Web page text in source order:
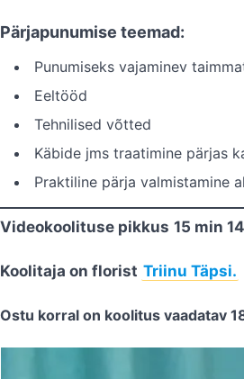
Pärjapunumise teemad:
Punumiseks vajaminev
Eeltööd
Tehnilised võtted
Käbide jms traatimine pärjas
Praktiline pärja valmistamine
Videokoolituse pikkus 15 min 14
Koolitaja on florist Triinu Täpsi.
Ostu korral on koolitus vaadatav